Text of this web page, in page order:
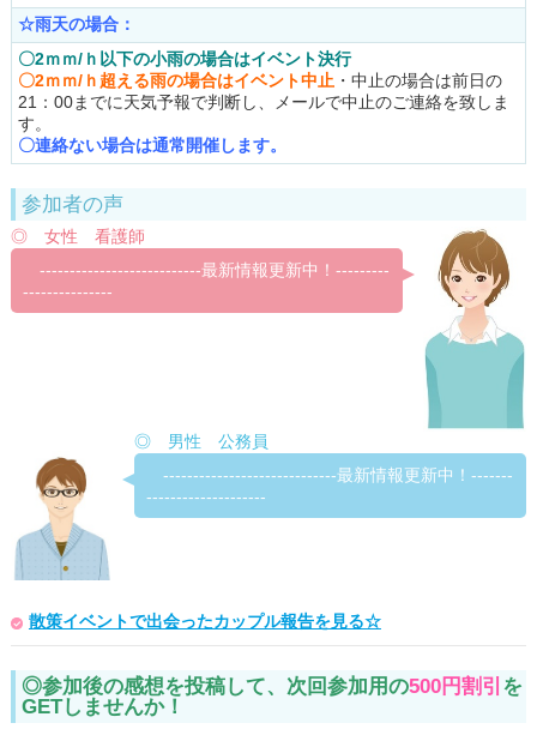
☆雨天の場合：
〇2ｍｍ/ｈ以下の小雨の場合はイベント決行
〇2ｍｍ/ｈ超える雨の場合はイベント中止 ・中止の場合は前日の
21：00までに天気予報で判断し、メールで中止のご連絡を致しま
す。
〇連絡ない場合は通常開催します。
参加者の声
◎ 女性 看護師
---------------------------最新情報更新中！---------
---------------
◎ 男性 公務員
-----------------------------最新情報更新中！-------
--------------------
散策イベントで出会ったカップル報告を見る☆
◎参加後の感想を投稿して、次回参加用の500円割引 を
GETしませんか！